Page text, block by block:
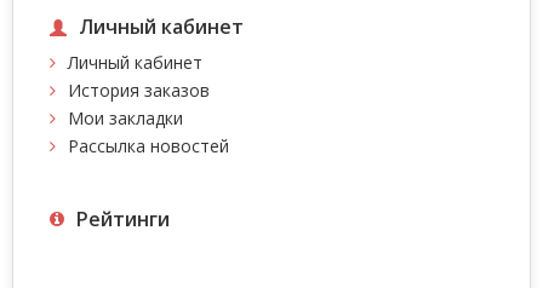
Личный кабинет
Личный кабинет
История заказов
Мои закладки
Рассылка новостей
Рейтинги